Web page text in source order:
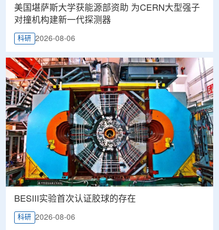
美国堪萨斯大学获能源部资助 为CERN大型强子
对撞机构建新一代探测器
科研 2026-08-06
BESIII实验首次认证胶球的存在
科研 2026-08-06